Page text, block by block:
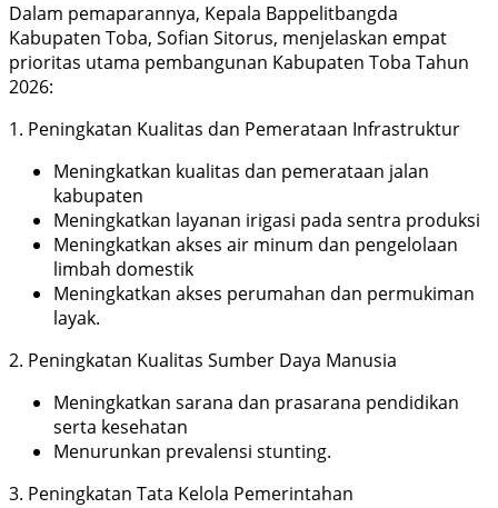
Dalam pemaparannya, Kepala Bappelitbangda
Kabupaten Toba, Sofian Sitorus, menjelaskan empat
prioritas utama pembangunan Kabupaten Toba Tahun
2026:
1. Peningkatan Kualitas dan Pemerataan Infrastruktur
Meningkatkan kualitas dan pemerataan jalan
kabupaten
Meningkatkan layanan irigasi pada sentra produksi
Meningkatkan akses air minum dan pengelolaan
limbah domestik
Meningkatkan akses perumahan dan permukiman
layak.
2. Peningkatan Kualitas Sumber Daya Manusia
Meningkatkan sarana dan prasarana pendidikan
serta kesehatan
Menurunkan prevalensi stunting.
3. Peningkatan Tata Kelola Pemerintahan